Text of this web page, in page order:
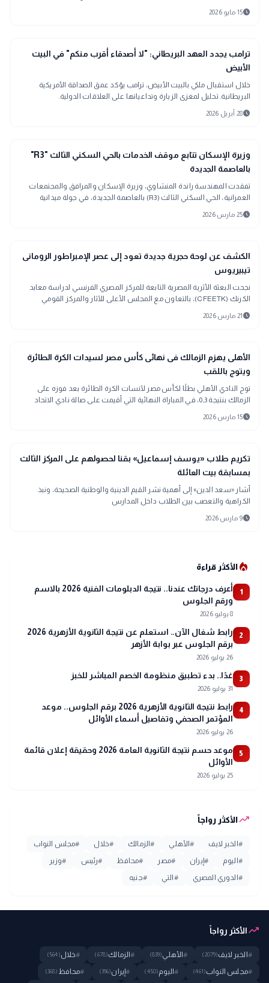
الجماهير من وإلى الاستاد.
schedule15 مايو 2026
language
اخبار عالمية
ترامب يجدد العهد البريطاني: "لا أصدقاء أقرب منكم" في البيت
الأبيض
خلال استقبال ملكي بالبيت الأبيض، ترامب يؤكد عمق الصداقة الأمريكية
البريطانية. تحليل لمغزى الزيارة وتداعياتها على العلاقات الدولية.
schedule28 أبريل 2026
public
الأخبار المحلية
وزيرة الإسكان تتابع موقف الخدمات بالحي السكني الثالث "R3"
بالعاصمة الجديدة
تفقدت المهندسة راندة المنشاوي، وزيرة الإسكان والمرافق والمجتمعات
العمرانية، الحي السكني الثالث (R3) بالعاصمة الجديدة، في جولة ميدانية
لمتابعة جاهزية ا
schedule25 مارس 2026
public
الأخبار المحلية
الكشف عن لوحة حجرية جديدة تعود إلى عصر الإمبراطور الرومانى
تيبيريوس
نجحت البعثة الأثرية المصرية التابعة للمركز المصري الفرنسي لدراسة معابد
الكرنك (CFEETK)، بالتعاون مع المجلس الأعلى للآثار والمركز القومي
الفرنسي للبحث
schedule21 مارس 2026
sports_soccer
رياضة
الأهلى يهزم الزمالك فى نهائى كأس مصر لسيدات الكرة الطائرة
ويتوج باللقب
توج النادي الأهلي بطلًا لكأس مصر لآنسات الكرة الطائرة بعد فوزه على
الزمالك بنتيجة 3ـ0، في المباراة النهائية التي أقيمت على صالة نادي الاتحاد
السكندري.
schedule15 مارس 2026
school
مدارس وجامعات
تكريم طلاب «يوسف إسماعيل» بقنا لحصولهم على المركز الثالث
بمسابقة بيت العائلة
أشار «سعد الدين» إلى أهمية نشر القيم الدينية والوطنية الصحيحة، ونبذ
الكراهية والتعصب بين الطلاب داخل المدارس
schedule9 مارس 2026
local_fire_departmentالأكثر قراءة
1
أعرف درجاتك عندنا.. نتيجة الدبلومات الفنية 2026 بالاسم
ورقم الجلوس
8 يوليو 2026
2
رابط شغال الآن.. استعلم عن نتيجة الثانوية الأزهرية 2026
برقم الجلوس عبر بوابة الأزهر
26 يوليو 2026
3 غدًا.. بدء تطبيق منظومة الخصم المباشر للخبز
31 يوليو 2026
4
رابط نتيجة الثانوية الأزهرية 2026 برقم الجلوس.. موعد
المؤتمر الصحفي وتفاصيل أسماء الأوائل
26 يوليو 2026
5
موعد حسم نتيجة الثانوية العامة 2026 وحقيقة إعلان قائمة
الأوائل
25 يوليو 2026
trending_upالأكثر رواجاً
# الخبر لايف #الأهلي #الزمالك #خلال #مجلس النواب
# اليوم # إيران #مصر #محافظ #رئيس #وزير
# الدوري المصري # التي #جنيه
trending_upالأكثر رواجاً
# الخبر لايف(2079)
#الأهلي(839)
#الزمالك(678)
#خلال(564)
#مجلس النواب(461)
#اليوم(450)
#إيران(396)
#محافظ (368)